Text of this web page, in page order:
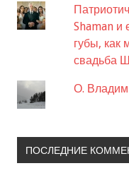
Shaman и
губы, как
свадьба
О.
ПОСЛЕДНИЕ